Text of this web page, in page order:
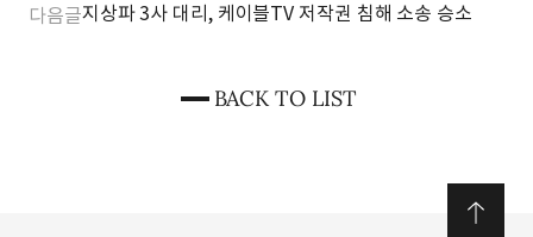
BACK TO LIST
다음글지상파 3사 대리, 케이블TV 저작권 침해 소송 승소